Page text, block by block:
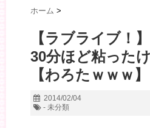
ホーム >
【ラブライブ！
30分ほど粘った
【わろたｗｗｗ】
2014/02/04
- 未分類